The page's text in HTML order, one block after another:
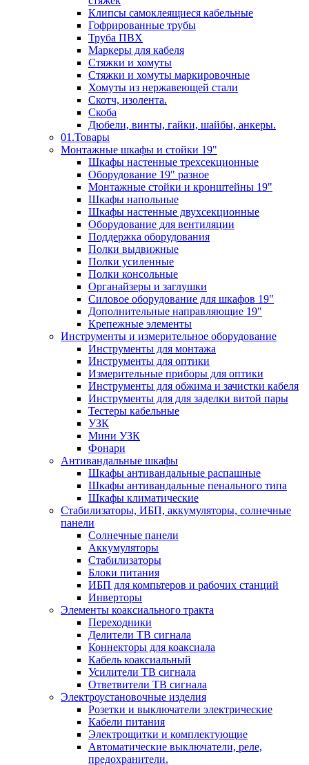
Клипсы самоклеящиеся кабельные
Гофрированные трубы
Труба ПВХ
Маркеры для кабеля
Стяжки и хомуты
Стяжки и хомуты маркировочные
Хомуты из нержавеющей стали
Скотч, изолента.
Скоба
Дюбели, винты, гайки, шайбы, анкеры.
01.Товары
Монтажные шкафы и стойки 19"
Шкафы настенные трехсекционные
Оборудование 19" разное
Монтажные стойки и кронштейны 19"
Шкафы напольные
Шкафы настенные двухсекционные
Оборудование для вентиляции
Поддержка оборудования
Полки выдвижные
Полки усиленные
Полки консольные
Органайзеры и заглушки
Силовое оборудование для шкафов 19"
Дополнительные направляющие 19"
Крепежные элементы
Инструменты и измерительное оборудование
Инструменты для монтажа
Инструменты для оптики
Измерительные приборы для оптики
Инструменты для обжима и зачистки кабеля
Инструменты для для заделки витой пары
Тестеры кабельные
УЗК
Мини УЗК
Фонари
Антивандальные шкафы
Шкафы антивандальные распашные
Шкафы антивандальные пенального типа
Шкафы климатические
Стабилизаторы, ИБП, аккумуляторы, солнечные
панели
Солнечные панели
Аккумуляторы
Стабилизаторы
Блоки питания
ИБП для компьтеров и рабочих станций
Инверторы
Элементы коаксиального тракта
Переходники
Делители ТВ сигнала
Коннекторы для коаксиала
Кабель коаксиальный
Усилители ТВ сигнала
Ответвители ТВ сигнала
Электроустановочные изделия
Розетки и выключатели электрические
Кабели питания
Электрощитки и комплектующие
Автоматические выключатели, реле,
предохранители.